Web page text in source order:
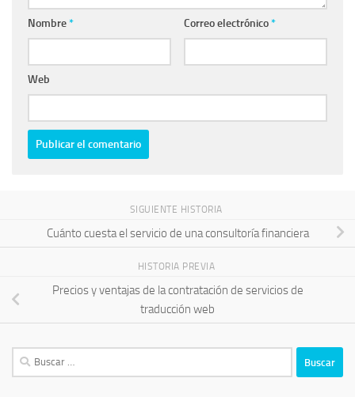
Nombre* Correo electrónico*
Web
SIGUIENTE HISTORIA
Cuánto cuesta el servicio de una consultoría financiera
HISTORIA PREVIA
Precios y ventajas de la contratación de servicios de
traducción web
Buscar: